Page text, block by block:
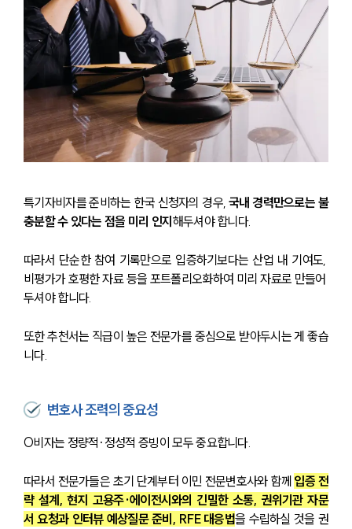
특기자비자를 준비하는 한국 신청자의 경우, 국내 경력만으로는 불
충분할 수 있다는 점을 미리 인지 해두셔야 합니다.
따라서 단순한 참여 기록만으로 입증하기보다는 산업 내 기여도,
비평가가 호평한 자료 등을 포트폴리오화하여 미리 자료로 만들어
두셔야 합니다.
또한 추천서는 직급이 높은 전문가를 중심으로 받아두시는 게 좋습
니다.
변호사 조력의 중요성
O비자는 정량적·정성적 증빙이 모두 중요합니다.
따라서 전문가들은 초기 단계부터 이민 전문변호사와 함께 입증 전
략 설계, 현지 고용주·에이전시와의 긴밀한 소통, 권위기관 자문
서 요청과 인터뷰 예상질문 준비, RFE 대응법을 수립하실 것을 권